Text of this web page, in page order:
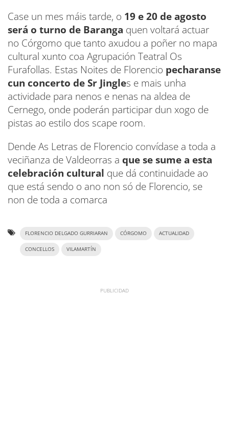
Case un mes máis tarde, o 19 e 20 de agosto
será o turno de Baranga quen voltará actuar
no Córgomo que tanto axudou a poñer no mapa
cultural xunto coa Agrupación Teatral Os
Furafollas. Estas Noites de Florencio pecharanse
cun concerto de Sr Jingles e mais unha
actividade para nenos e nenas na aldea de
Cernego, onde poderán participar dun xogo de
pistas ao estilo dos scape room.
Dende As Letras de Florencio convídase a toda a
veciñanza de Valdeorras a que se sume a esta
celebración cultural que dá continuidade ao
que está sendo o ano non só de Florencio, se
non de toda a comarca
FLORENCIO DELGADO GURRIARAN CÓRGOMO ACTUALIDAD
CONCELLOS VILAMARTÍN